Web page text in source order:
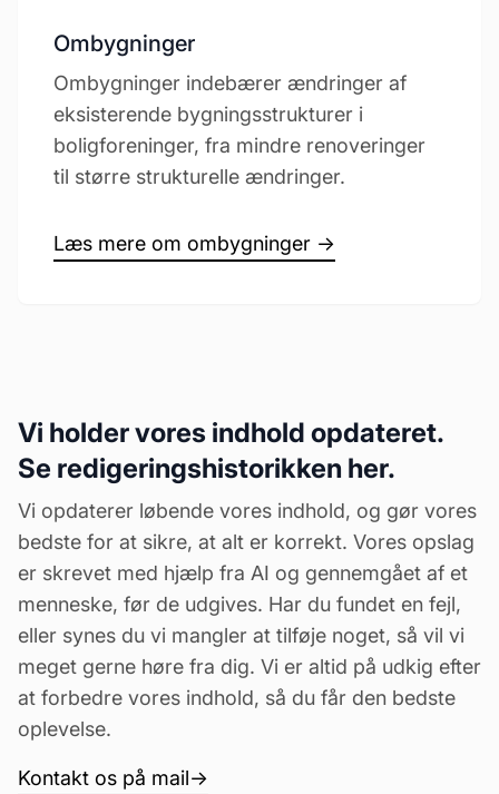
Ombygninger
Ombygninger indebærer ændringer af
eksisterende bygningsstrukturer i
boligforeninger, fra mindre renoveringer
til større strukturelle ændringer.
Læs mere om ombygninger →
Vi holder vores indhold opdateret.
Se redigeringshistorikken her.
Vi opdaterer løbende vores indhold, og gør vores
bedste for at sikre, at alt er korrekt. Vores opslag
er skrevet med hjælp fra AI og gennemgået af et
menneske, før de udgives. Har du fundet en fejl,
eller synes du vi mangler at tilføje noget, så vil vi
meget gerne høre fra dig. Vi er altid på udkig efter
at forbedre vores indhold, så du får den bedste
oplevelse.
Kontakt os på mail→